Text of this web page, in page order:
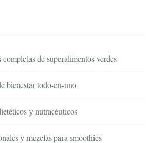
de superalimentos verdes
bienestar todo-en-uno
y nutracéuticos
y mezclas para smoothies